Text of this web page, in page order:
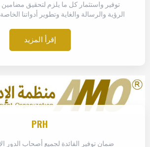
توفير واستثمار كل ما يلزم لتحقيق
الرؤية والرسالة والغاية وتطوير أدواتنا الخاصة
إقرأ المزيد
PRH
ضمان توفير الفائدة لجميع أصحاب الدور